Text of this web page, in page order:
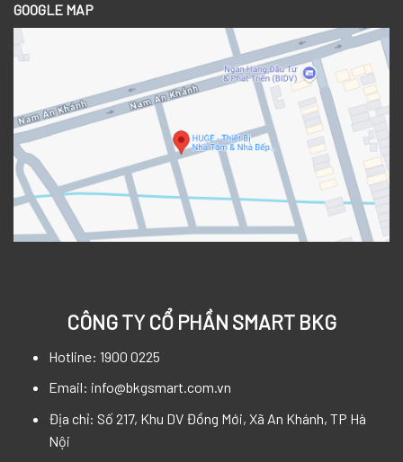
CÔNG TY CỔ PHẦN SMART BKG
Hotline: 1900 0225
Email: info@bkgsmart.com.vn
Địa chỉ: Số 217, Khu DV Đồng Mới, Xã An Khánh, TP Hà
Nội
GOOGLE MAP